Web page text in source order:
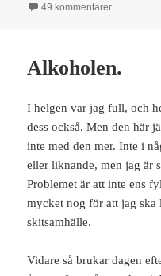
49 kommentarertill Om att
Alkoholen.
I helgen var jag full, och
dess också. Men den här
inte med den mer. Inte i
eller liknande, men jag är
Problemet är att inte ens
mycket nog för att jag ska
skitsamhälle.
Vidare så brukar dagen